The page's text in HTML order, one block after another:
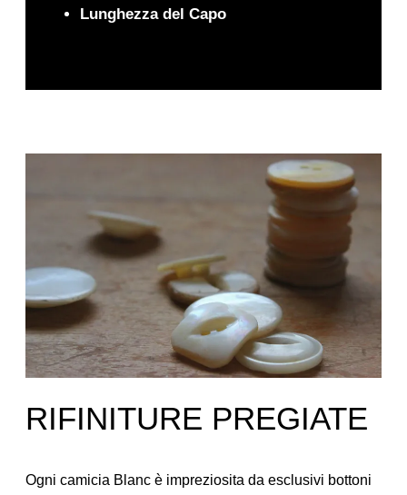
Lunghezza del Capo
RIFINITURE PREGIATE
Ogni camicia Blanc è impreziosita da esclusivi bottoni